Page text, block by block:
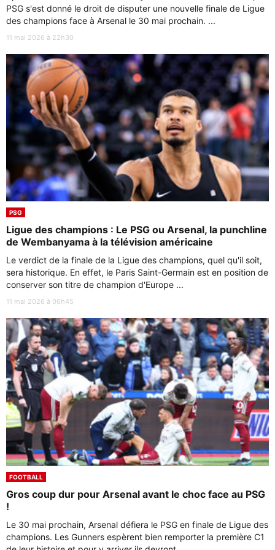
PSG s'est donné le droit de disputer une nouvelle finale de Ligue
des champions face à Arsenal le 30 mai prochain. ...
11 mai 2026 à 22h30
PSG
Ligue des champions : Le PSG ou Arsenal, la punchline
de Wembanyama à la télévision américaine
Le verdict de la finale de la Ligue des champions, quel qu'il soit,
sera historique. En effet, le Paris Saint-Germain est en position de
conserver son titre de champion d'Europe ...
11 mai 2026 à 06h45
FOOTBALL
Gros coup dur pour Arsenal avant le choc face au PSG
!
Le 30 mai prochain, Arsenal défiera le PSG en finale de Ligue des
champions. Les Gunners espèrent bien remporter la première C1